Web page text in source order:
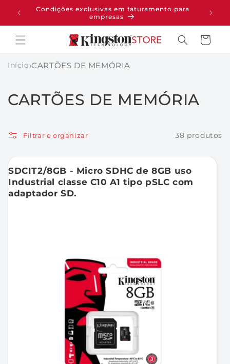
PARA OCondições exclusivas em faturamento para
empresas
Carrinho
Início›CARTÕES DE MEMÓRIA
C
l
ç
ã
CARTÕES DE MEMÓRIA
Filtrar e organizar 38 produtos
SDCIT2/8GB - Micro SDHC de 8GB uso
Industrial classe C10 A1 tipo pSLC com
adaptador SD.